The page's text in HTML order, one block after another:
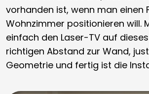
vorhanden ist, wenn man einen
Wohnzimmer positionieren will.
einfach den Laser-TV auf
richtigen Abstand zur Wand,
Geometrie und fertig ist die